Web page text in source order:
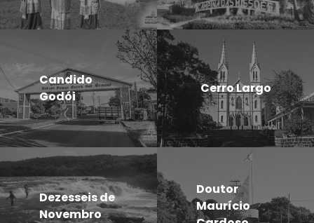
Candido
Godói
Cerro Largo
Dezesseis de
Novembro
Doutor
Maurício